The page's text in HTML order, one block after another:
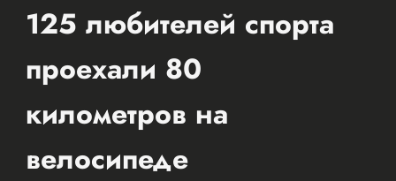
125 любителей спорта
проехали 80
километров на
велосипеде